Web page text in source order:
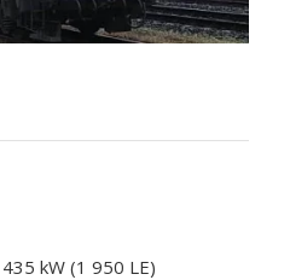
kW (1 950 LE)